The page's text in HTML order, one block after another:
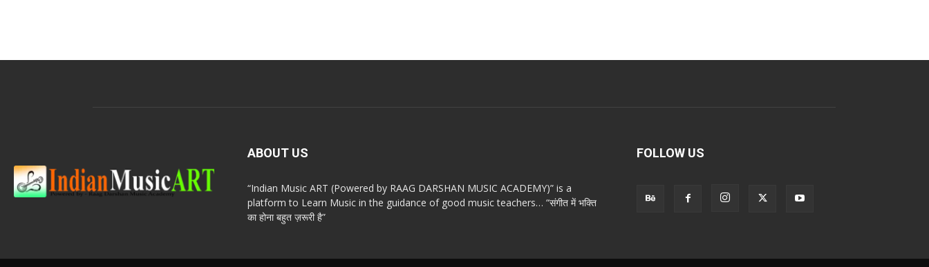
ABOUT US
“Indian Music ART (Powered by RAAG DARSHAN MUSIC ACADEMY)” is a
platform to Learn Music in the guidance of good music teachers… “संगीत में भक्ति
का होना बहुत ज़रूरी है”
FOLLOW US